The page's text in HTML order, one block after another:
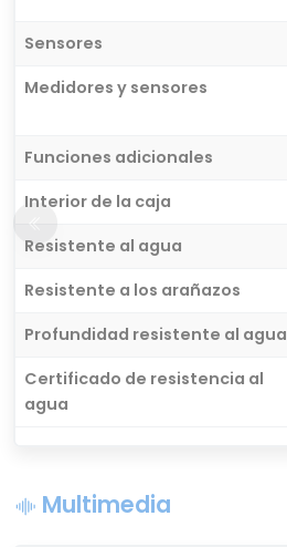
Sensores
Medidores y sensores
Funciones adicionales
Interior de la caja
Resistente al agua
Resistente a los arañazos
Profundidad resistente al agua
Certificado de resistencia al
agua
Multimedia